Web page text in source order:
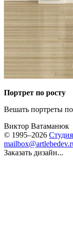
Портрет по росту
Вешать портреты
Виктор Ватаманюк
© 1995–2026
Заказать дизайн...